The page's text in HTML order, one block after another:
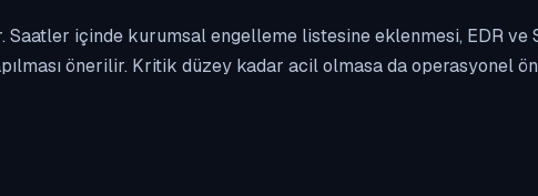
içinde kurumsal engelleme listesine eklenmesi, EDR ve
önerilir. Kritik düzey kadar acil olmasa da operasyonel